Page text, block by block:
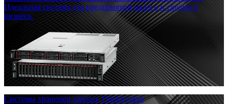
Идеальная система для предприятий малого и среднего
бизнеса.
Системы хранения данных ThinkSystem